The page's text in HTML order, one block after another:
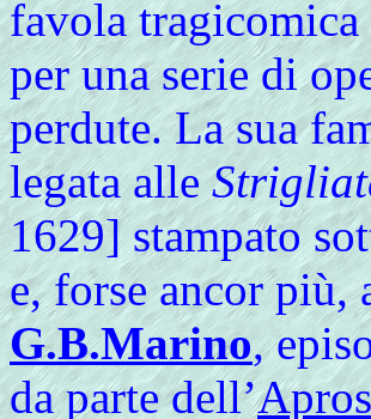
favola tragicomica
per una serie di
perdute. La sua
legata alle
1629] stampato
e, forse ancor più,
G.B.Marino,
da parte dell’